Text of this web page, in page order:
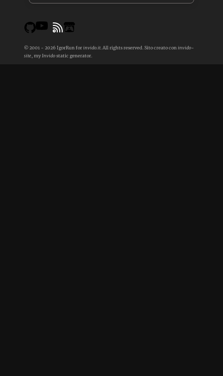
© 2001 - 2026 IgorRun for invido.it . All rights reserved. Sito creato con invido-
site , my Invidostatic generator.